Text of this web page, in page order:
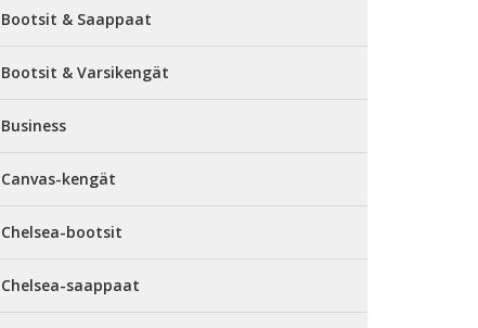
Bootsit & Saappaat
Bootsit & Varsikengät
Business
Canvas-kengät
Chelsea-bootsit
Chelsea-saappaat